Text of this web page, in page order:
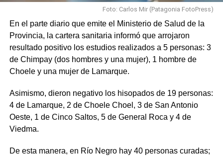
Foto: Carlos Mir (Patagonia FotoPress)
En el parte diario que emite el Ministerio de Salud de la
Provincia, la cartera sanitaria informó que arrojaron
resultado positivo los estudios realizados a 5 personas: 3
de Chimpay (dos hombres y una mujer), 1 hombre de
Choele y una mujer de Lamarque.
Asimismo, dieron negativo los hisopados de 19 personas:
4 de Lamarque, 2 de Choele Choel, 3 de San Antonio
Oeste, 1 de Cinco Saltos, 5 de General Roca y 4 de
Viedma.
De esta manera, en Río Negro hay 40 personas curadas;